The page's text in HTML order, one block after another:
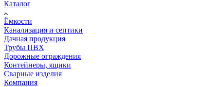
Каталог
Ёмкости
Канализация и септики
Дачная продукция
Трубы ПВХ
Дорожные ограждения
Контейнеры, ящики
Сварные изделия
Компания